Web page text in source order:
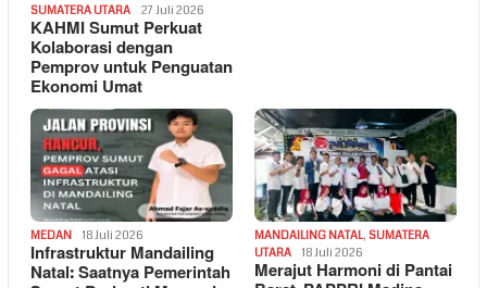
SUMATERA UTARA 27 Juli 2026
KAHMI Sumut Perkuat
Kolaborasi dengan
Pemprov untuk Penguatan
Ekonomi Umat
MEDAN 18 Juli 2026
Infrastruktur Mandailing
Natal: Saatnya Pemerintah
MANDAILING NATAL, SUMATERA
UTARA
18 Juli 2026
Merajut Harmoni di Pantai